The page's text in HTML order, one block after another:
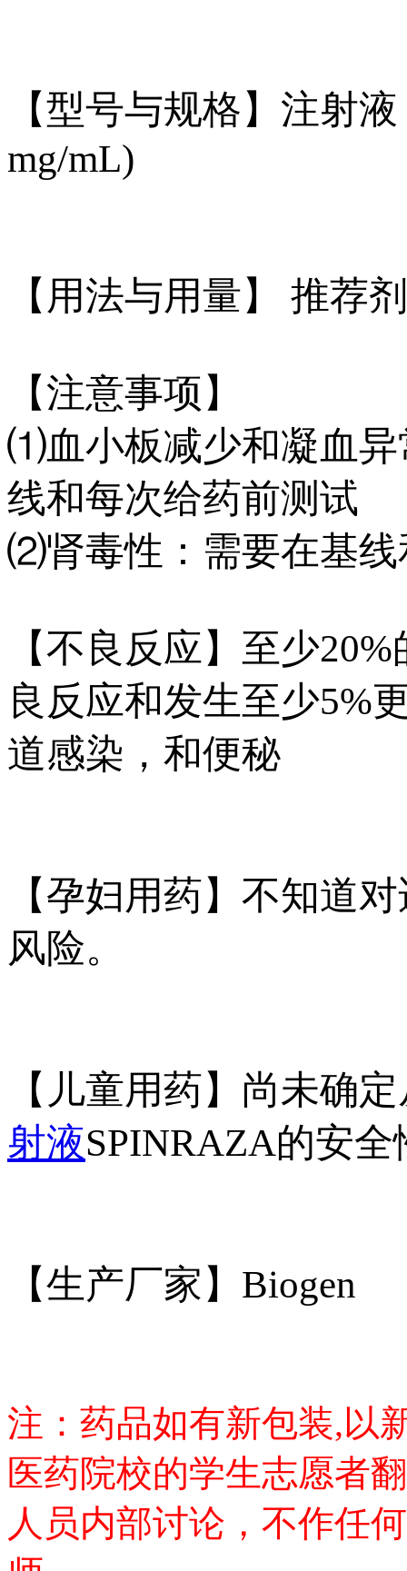
【型号与规格】注射
mg/mL)
【用法与用量】 推荐
【注意事项】
⑴血小板减少和凝血异
线和每次给药前测试
⑵肾毒性：需要在基线
【不良反应】至少
良反应和发生至少5%
道感染，和便秘
【孕妇用药】不知道
风险。
【儿童用药】尚未确
射液SPINRAZA的安
【生产厂家】Biogen
注：药品如有新包装,以
医药院校的学生志愿者
人员内部讨论，不作任